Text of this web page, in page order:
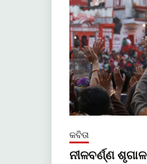
କବିତା
ନୀଳବର୍ଣ୍ଣ ଶୃଗାଳ